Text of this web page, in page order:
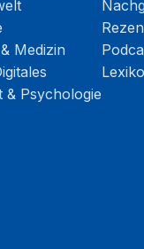
Medizin
& Psychologie